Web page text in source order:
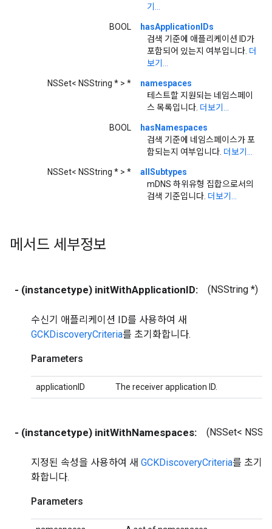
기...
BOOL
hasApplicationIDs
검색 기준에 애플리케이션 ID가
포함되어 있는지 여부입니다. 더
보기...
NSSet< NSString * > *
namespaces
테스트할 지원되는 네임스페이
스 목록입니다. 더보기...
BOOL
hasNamespaces
검색 기준에 네임스페이스가 포
함되는지 여부입니다. 더보기...
NSSet< NSString * > *
allSubtypes
mDNS 하위유형 집합으로서의
검색 기준입니다. 더보기...
메서드 세부정보
- (instancetype) initWithApplicationID: (NSString *)
수신기 애플리케이션 ID를 사용하여 새
GCKDiscoveryCriteria를 초기화합니다.
Parameters
applicationID The receiver application ID.
- (instancetype) initWithNamespaces: (NSSet<
지정된 속성을 사용하여 새 GCKDiscoveryCriteria를 초기
화합니다.
Parameters